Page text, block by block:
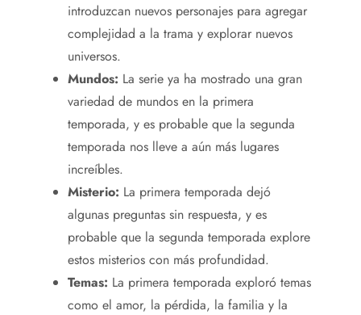
introduzcan nuevos personajes para agregar
complejidad a la trama y explorar nuevos
universos.
Mundos: La serie ya ha mostrado una gran
variedad de mundos en la primera
temporada, y es probable que la segunda
temporada nos lleve a aún más lugares
increíbles.
Misterio: La primera temporada dejó
algunas preguntas sin respuesta, y es
probable que la segunda temporada explore
estos misterios con más profundidad.
Temas: La primera temporada exploró temas
como el amor, la pérdida, la familia y la